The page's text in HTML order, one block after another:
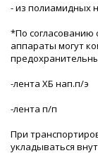
- из полиамидных
*По согласованию
аппараты могут
-лента ХБ нап.п/э
-лента п/п
При
укладываться